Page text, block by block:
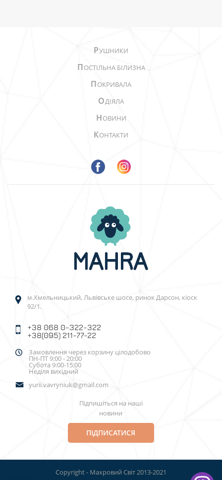
РУШНИКИ
ПОСТІЛЬНА БІЛИЗНА
ПОКРИВАЛА
ОДІЯЛА
НОВИНИ
КОНТАКТИ
м.Хмельницький, Львівське шосе, ринок Дарсон, кіоск
92/1.
+38 068 0-322-322
+38(095) 211-77-22
Замовлення через корзину цілодобово
ПН-ПТ 9:00 - 20:00
Субота 9:00-15:00
Неділя вихідний
yurii.vavryniuk@gmail.com
Підпишіться на наші
новини
ПІДПИСАТИСЯ
Copyright - Махровий Світ 2013-2021